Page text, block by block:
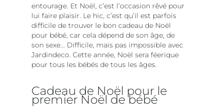
entourage. Et Noël, c’est l’occasion rêvé pour
lui faire plaisir. Le hic, c’est qu’il est parfois
difficile de trouver le bon cadeau de Noël
pour bébé, car cela dépend de son âge, de
son sexe... Difficile, mais pas impossible avec
Jardindeco. Cette année, Noël sera féerique
pour tous les bébés de tous les âges.
Cadeau de Noël pour le
premier Noël de bébé